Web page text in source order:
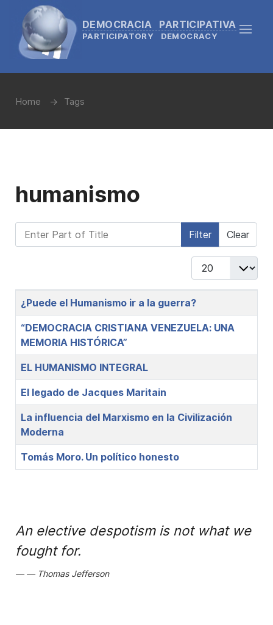
DEMOCRACIA PARTICIPATIVA
PARTICIPATORY DEMOCRACY
Home Tags
humanismo
Enter Part of Title Filter Clear
Display #
Title
¿Puede el Humanismo ir a la guerra?
“DEMOCRACIA CRISTIANA VENEZUELA: UNA
MEMORIA HISTÓRICA”
EL HUMANISMO INTEGRAL
El legado de Jacques Maritain
La influencia del Marxismo en la Civilización
Moderna
Tomás Moro. Un político honesto
An elective despotism is not what we
fought for.
Thomas Jefferson